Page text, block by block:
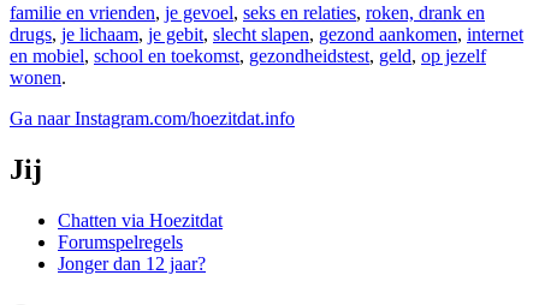
familie en vrienden, je gevoel, seks en relaties, roken, drank en
drugs, je lichaam, je gebit, slecht slapen, gezond aankomen, internet
en mobiel, school en toekomst, gezondheidstest, geld, op jezelf
wonen.
Ga naar Instagram.com/hoezitdat.info
Jij
Chatten via Hoezitdat
Forumspelregels
Jonger dan 12 jaar?